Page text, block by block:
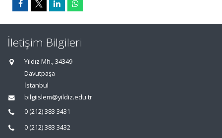
İletişim Bilgileri
Yıldız Mh., 34349
Davutpaşa
İstanbul
bilgiislem@yildiz.edu.tr
0 (212) 383 3431
0 (212) 383 3432